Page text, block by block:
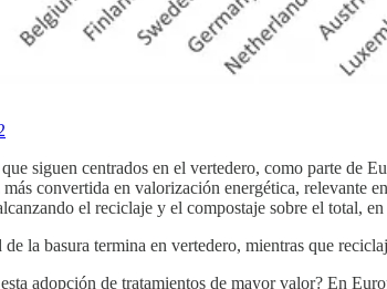
siguen centrados en el vertedero, como parte de
convertida en valorización energética, relevante
el reciclaje y el compostaje sobre el total,
la basura termina en vertedero, mientras que
adopción de tratamientos de mayor valor? En